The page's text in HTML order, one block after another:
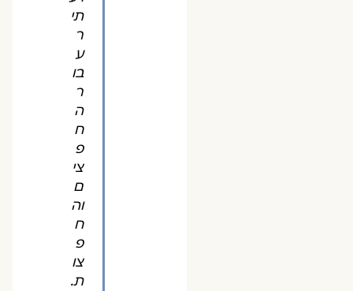
תי
ר
ע
בו
ר
ה
ח
פ
צי
ם
וה
ח
פ
צו
ת.